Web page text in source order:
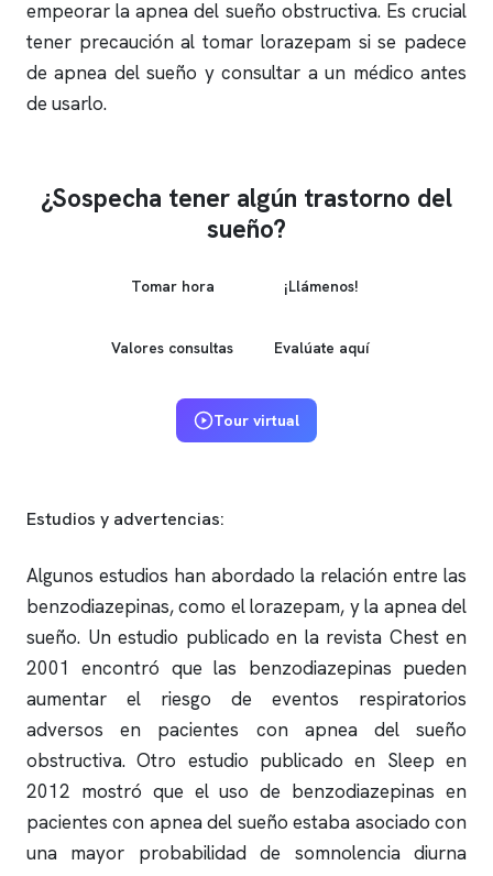
empeorar laapnea del sueño obstructiva. Es crucial
tener precaución al tomar lorazepam si se padece
deapnea del sueño y consultar a un médico antes
de usarlo.
¿Sospecha tener algún trastorno del
sueño?
Tomar hora ¡Llámenos!
Valores consultas Evalúate aquí
Tour virtual
Estudios y advertencias:
Algunos estudios han abordado la relación entre las
benzodiazepinas, como el lorazepam, y la apnea del
sueño. Un estudio publicado en la revista Chest en
2001 encontró que las benzodiazepinas pueden
aumentar el riesgo de eventos respiratorios
adversos en pacientes con apnea del sueño
obstructiva. Otro estudio publicado en Sleep en
2012 mostró que el uso de benzodiazepinas en
pacientes con apnea del sueño estaba asociado con
una mayor probabilidad de somnolencia diurna